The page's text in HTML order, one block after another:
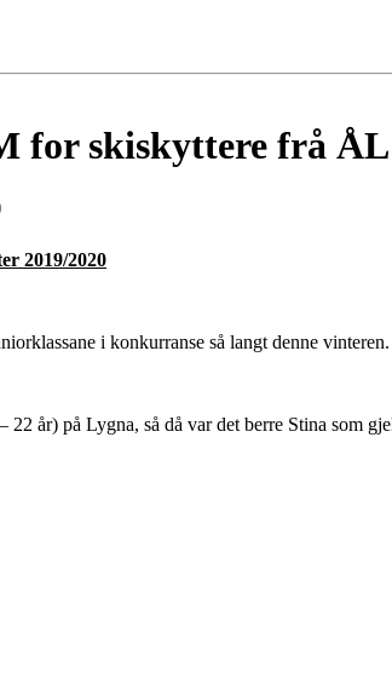
for skiskyttere frå ÅL
2019/2020
i konkurranse så langt denne vinteren.
år) på Lygna, så då var det berre Stina som